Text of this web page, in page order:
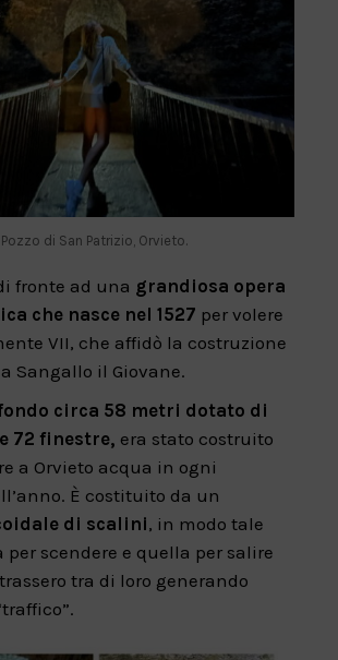
Pozzo di San Patrizio, Orvieto.
fronte ad una grandiosa opera
che nasce nel 1527 per volere
VII, che affidò la costruzione
Sangallo il Giovane.
circa 58 metri dotato di
72 finestre, era stato costruito
a Orvieto acqua in ogni
È costituito da un
di scalini, in modo tale
per scendere e quella per salire
tra di loro generando